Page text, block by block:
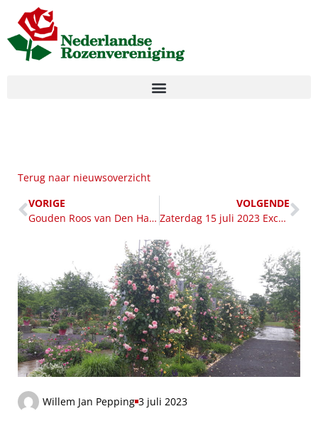
Terug naar nieuwsoverzicht
VORIGE
Gouden Roos van Den Haag uitgereikt op 1 juli 2023
VOLGENDE
Zaterdag 15 juli 2023 Excursie naar Noord-Limburg en Oost-Brabant
Willem Jan Pepping 3 juli 2023